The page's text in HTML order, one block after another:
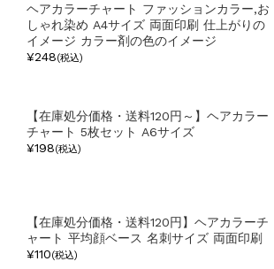
ヘアカラーチャート ファッションカラー,お
しゃれ染め A4サイズ 両面印刷 仕上がりの
イメージ カラー剤の色のイメージ
¥248(税込)
【在庫処分価格・送料120円～】ヘアカラー
チャート 5枚セット A6サイズ
¥198(税込)
【在庫処分価格・送料120円】ヘアカラーチ
ャート 平均顔ベース 名刺サイズ 両面印刷
¥110(税込)